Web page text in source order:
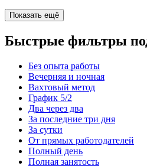
Показать ещё
Быстрые фильтры
Без опыта работы
Вечерняя и ночная
Вахтовый метод
График 5/2
Два через два
За последние три дня
За сутки
От прямых работодателей
Полный день
Полная занятость